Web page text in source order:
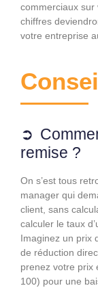
commerciaux sur
chiffres
votre entreprise
remise ?
On s’est tous
manager qui
client, sans
calculer le taux
Imaginez un prix
de réduction
prenez votre prix
100) pour une